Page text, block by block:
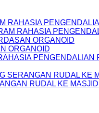
RAHASIA
RAHASIA
ORGANOID
ORGANOID
PENGENDALIAN
SERANGAN RUDAL KE
RUDAL KE